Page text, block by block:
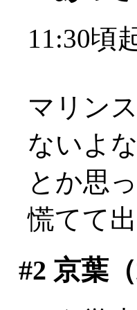
11:30頃
マリン
ないよな
とか思
慌てて
#2 京葉